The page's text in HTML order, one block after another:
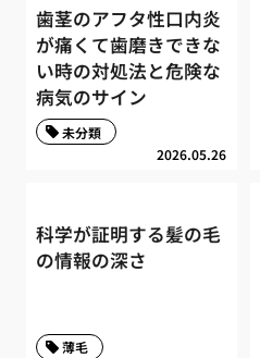
歯茎のアフタ性口内炎
が痛くて歯磨きできな
い時の対処法と危険な
病気のサイン
2026.05.26
未分類
科学が証明する髪の毛
の情報の深さ
薄毛